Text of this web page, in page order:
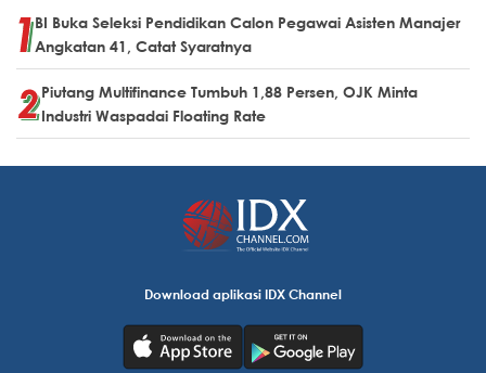
BI Buka Seleksi Pendidikan Calon Pegawai Asisten Manajer
Angkatan 41, Catat Syaratnya
Piutang Multifinance Tumbuh 1,88 Persen, OJK Minta
Industri Waspadai Floating Rate
Download aplikasi IDX Channel